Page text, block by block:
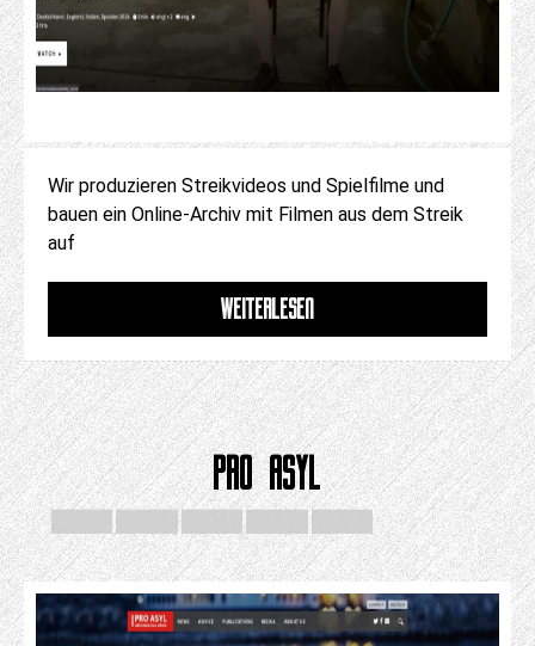
Wir produzieren Streikvideos und Spielfilme und
bauen ein Online-Archiv mit Filmen aus dem Streik
auf
WEITERLESEN
PRO ASYL